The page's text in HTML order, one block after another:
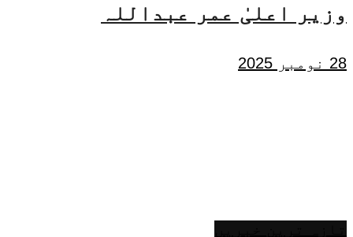
وزیر اعلیٰ عمر عبداللہ
28 نومبر 2025